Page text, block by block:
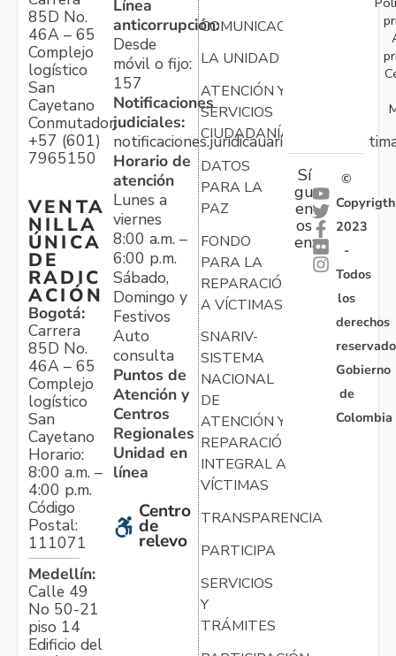
85D No.
46A – 65
Complejo
logístico
San
Cayetano
Conmutador:
+57 (601)
7965150
VENTA
NILLA
ÚNICA
DE
RADIC
ACIÓN
Bogotá:
Carrera
85D No.
46A – 65
Complejo
logístico
San
Cayetano
Horario:
8:00 a.m. –
4:00 p.m.
Código
Postal:
111071
Medellín:
Calle 49
No 50-21
piso 14
Edificio del
Línea
anticorrupción:
Desde
móvil o fijo:
157
Notificaciones
judiciales:
Horario de
atención
Lunes a
viernes
8:00 a.m. –
6:00 p.m.
Sábado,
Domingo y
Festivos
Auto
consulta
Puntos de
Atención y
Centros
Regionales
Unidad en
línea
Centro
de
relevo
COMUNICACIONES
LA UNIDAD
ATENCIÓN Y
SERVICIOS
CIUDADANÍA
DATOS
PARA LA
PAZ
FONDO
PARA LA
REPARACIÓN
A VÍCTIMAS
SNARIV-
SISTEMA
NACIONAL
DE
ATENCIÓN Y
REPARACIÓN
INTEGRAL A
VÍCTIMAS
TRANSPARENCIA
PARTICIPA
SERVICIOS
Y
TRÁMITES
Sí
gu
en
os
en:
©
Copyrigth
2023
-
Todos
los
derechos
Gobierno
de
Colombia